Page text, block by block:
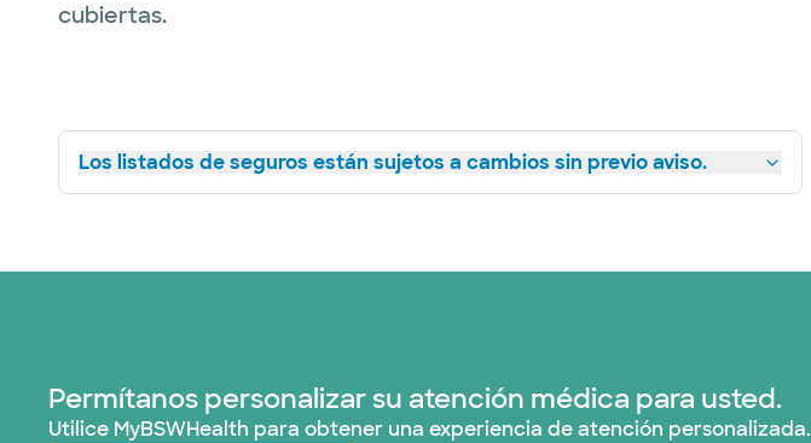
cubiertas.
Los listados de seguros están sujetos a cambios sin previo aviso.
Permítanos personalizar su atención médica para usted.
Utilice MyBSWHealth para obtener una experiencia de atención personalizada.